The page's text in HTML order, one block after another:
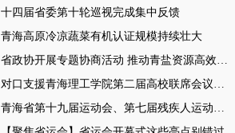
十四届省委第十轮巡视完成集中反馈
青海高原冷凉蔬菜有机认证规模持续壮大
省政协开展专题协商活动 推动青盐资源高效开发利用
对口支援青海理工学院第二届高校联席会议召开
青海省第十九届运动会、第七届残疾人运动会明日开幕